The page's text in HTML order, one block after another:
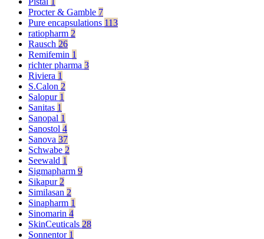
Procter & Gamble 7
Pure encapsulations 113
ratiopharm 2
Rausch 26
Remifemin 1
richter pharma 3
Riviera 1
S.Calon 2
Salopur 1
Sanitas 1
Sanopal 1
Sanostol 4
Sanova 37
Schwabe 2
Seewald 1
Sigmapharm 9
Sikapur 2
Similasan 2
Sinapharm 1
Sinomarin 4
SkinCeuticals 28
Sonnentor 1